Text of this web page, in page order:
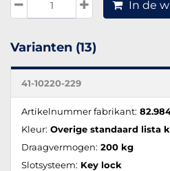
In de
Varianten (13)
41-10220-229
Artikelnummer fabrikant:
Kleur: Overige standaard lista
Draagvermogen: 200 kg
Slotsysteem: Key lock